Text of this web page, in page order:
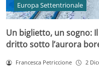
Europa Settentrionale
Un biglietto, un sogno:
dritto sotto l’aurora
Francesca Petriccione 2